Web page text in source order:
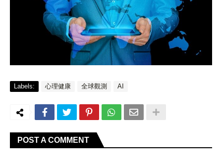
Labels: 心理健康 全球觀測 AI
POST A COMMENT